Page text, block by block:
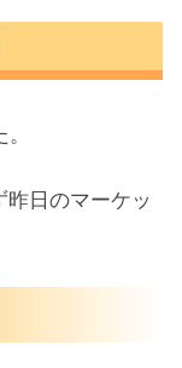
日のマーケッ